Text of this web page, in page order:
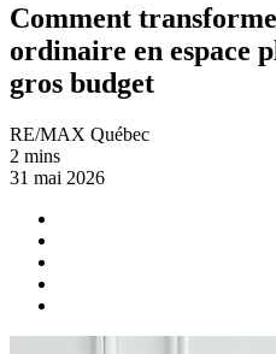
Comment
ordinaire en espace
gros budget
RE/MAX Québec
2 mins
31 mai 2026